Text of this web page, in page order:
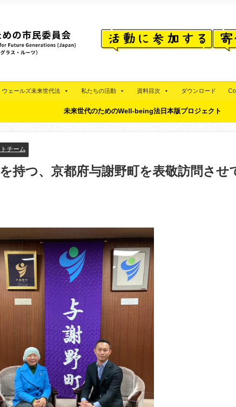
ウェールズ未来世代法 私たちの活動 資料目次 ダウンロード
未来世代のためのWell-being法日本版プロジェクト
チーム
持つ、京都府与謝野町を表敬訪問させ